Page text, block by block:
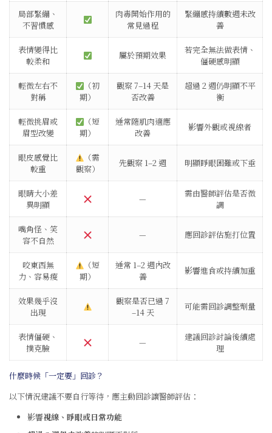
局部緊繃、
不習慣感
肉毒開始作用的
常見過程
緊繃感持續數週未改
善
表情變得比
較柔和
屬於預期效果
若完全無法做表情、
僵硬感明顯
輕微左右不
對稱
（初
期）
觀察 7–14 天是
否改善
超過 2 週仍明顯不平
衡
輕微挑眉或
眉型改變
（短
期）
通常隨肌肉適應
改善
影響外觀或視線者
眼皮感覺比
較重
（需
觀察）
先觀察 1–2 週 明顯睜眼困難或下垂
眼睛大小差
異明顯
—
需由醫師評估是否微
調
嘴角怪、笑
容不自然
— 應回診評估施打位置
咬東西無
力、容易痠
（短
期）
通常 1–2 週內改
善
影響進食或持續加重
效果幾乎沒
出現
觀察是否已過 7
–14 天
可能需回診調整劑量
表情僵硬、
撲克臉
—
建議回診討論後續處
理
什麼時候「一定要」回診？
以下情況建議不要自行等待，應主動回診讓醫師評估：
影響視線、睜眼或日常功能